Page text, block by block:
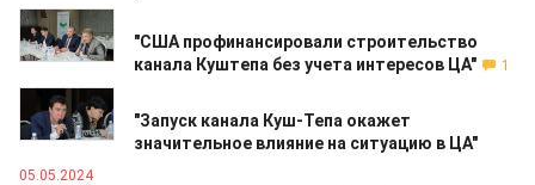
08.05.2024
"США профинансировали строительство
канала Куштепа без учета интересов ЦА"
1
06.05.2024
"Запуск канала Куш-Тепа окажет
значительное влияние на ситуацию в ЦА"
05.05.2024